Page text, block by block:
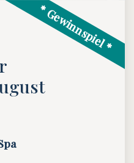
* Gewinnspiel *